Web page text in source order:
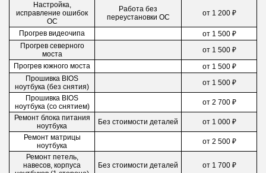
Настройка,
исправление ошибок
ОС
Работа без
переустановки ОС
от 1 200 ₽
Прогрев видеочипа
от 1 500 ₽
Прогрев северного
моста
от 1 500 ₽
Прогрев южного моста
от 1 500 ₽
Прошивка BIOS
ноутбука (без снятия)
от 1 500 ₽
Прошивка BIOS
ноутбука (со снятием)
от 2 700 ₽
Ремонт блока питания
ноутбука
Без стоимости деталей
от 1 000 ₽
Ремонт матрицы
ноутбука
от 2 500 ₽
Ремонт петель,
навесов, корпуса
Без стоимости деталей от 1 700 ₽